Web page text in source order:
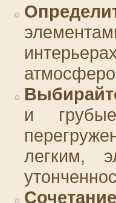
и
легким,